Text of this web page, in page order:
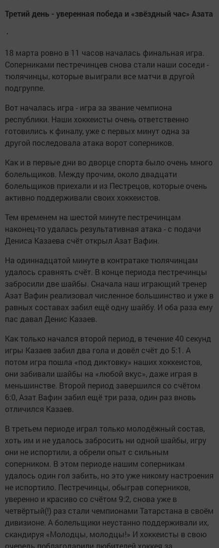
Третий день - уверенная победа и «звёздный час» Азата
18 марта ровно в 11 часов началась финальная игра.
Соперниками пестречинцев снова стали наши соседи -
тюлячинцы, которые выиграли все матчи в другой
подгруппе.
Вот началась игра - игра за звание чемпиона
республики. Наши хоккеисты очень ответственно
готовились к финалу, уже с первых минут одна за
другой последовала атака ворот соперников.
Как и в первые дни во дворце спорта было очень много
болельщиков. Между прочим, около двадцати
болельщиков приехали и из Пестрецов, которые очень
активно поддерживали своих хоккеистов.
Тем временем на шестой минуте пестречинцам
наконец-то удалась результативная атака - с подачи
Дениса Казаева счёт открыл Азат Вафин.
На одиннадцатой минуте в контратаке тюлячинцам
удалось сравнять счёт. В конце периода пестречинцы
забросили две шайбы. Сначала наш играющий тренер
Азат Вафин реализовал численное большинство и уже в
равных составах забил ещё одну шайбу. И оба раза ему
пас давал Денис Казаев.
Как только начался второй период, в течение 40 секунд
игры Казаев забил два гола и довёл счёт до 5:1. А
потом игра пошла «под диктовку» наших хоккеистов,
они забивали шайбы на «любой вкус», даже играя в
меньшинстве. Второй период завершился со счётом
6:0, Азат Вафин забил ещё три раза, один раз вновь
отличился Казаев.
В третьем периоде играл только молодёжный состав,
хоть им и не удалось забросить ни одной шайбы, игру
они не испортили, а обрели опыт с сильным
соперником. В этом периоде нашим соперникам
удалось один гол забить, но это уже никому настроения
не испортило. Пестречинцы, обыграв соперников,
уверенно и красиво со счётом 9:2, снова уже в
четвёртый(!) раз стали чемпионами Татарстана в своём
дивизионе. А болельщики неустанно поддерживали их,
скандируя «Молодцы, молодцы!» И хоккеисты в свою